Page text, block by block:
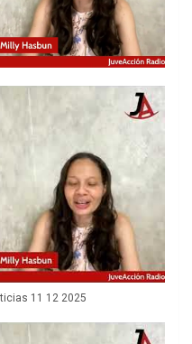
11 12 2025